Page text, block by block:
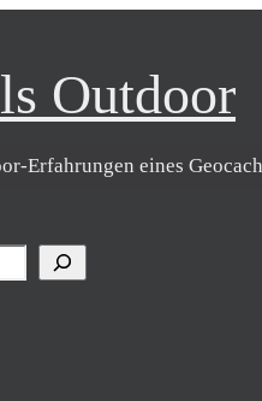
Outdoor
Erfahrungen eines